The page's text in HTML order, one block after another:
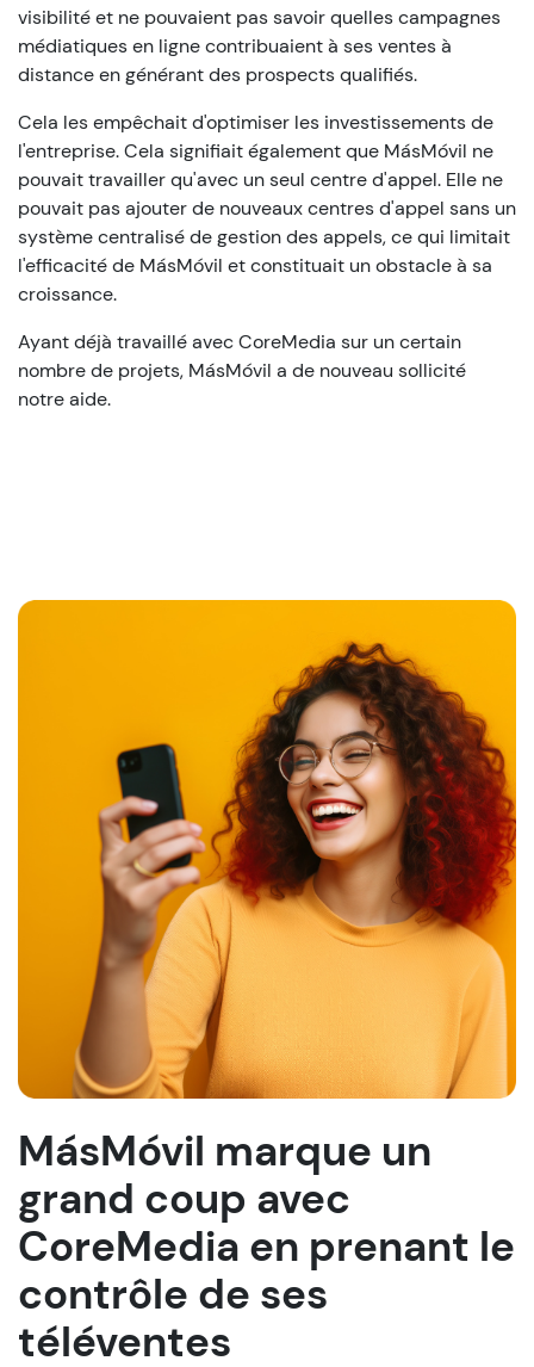
visibilité et ne pouvaient pas savoir quelles campagnes
médiatiques en ligne contribuaient à ses ventes à
distance en générant des prospects qualifiés.
Cela les empêchait d'optimiser les investissements de
l'entreprise. Cela signifiait également que MásMóvil ne
pouvait travailler qu'avec un seul centre d'appel. Elle ne
pouvait pas ajouter de nouveaux centres d'appel sans un
système centralisé de gestion des appels, ce qui limitait
l'efficacité de MásMóvil et constituait un obstacle à sa
croissance.
Ayant déjà travaillé avec CoreMedia sur un certain
nombre de projets, MásMóvil a de nouveau sollicité
notre aide.
MásMóvil marque un
grand coup avec
CoreMedia en prenant le
contrôle de ses
téléventes